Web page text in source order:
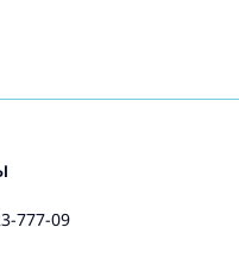
777-09